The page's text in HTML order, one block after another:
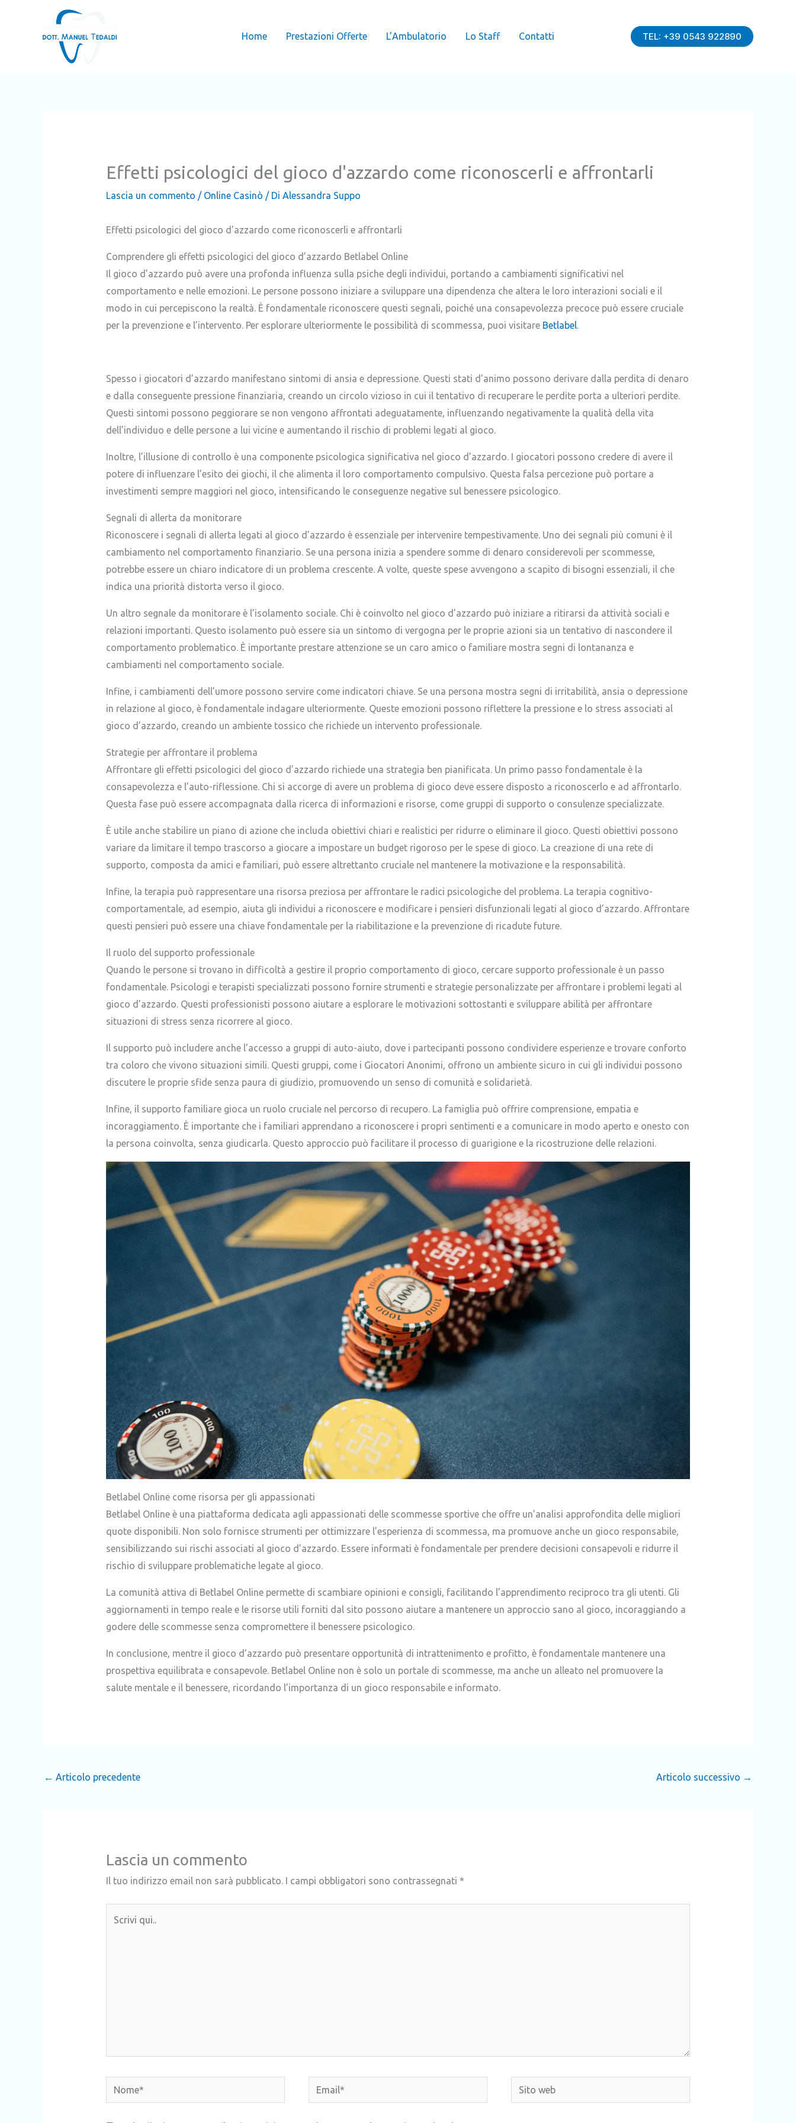
contenuto
Home Prestazioni Offerte L’Ambulatorio Lo Staff Contatti TEL: +39 0543 922890
Effetti psicologici del gioco d'azzardo come riconoscerli e affrontarli
Lascia un commento / Online Casinò / Di Alessandra Suppo
Effetti psicologici del gioco d'azzardo come riconoscerli e affrontarli
Comprendere gli effetti psicologici del gioco d’azzardo Betlabel Online
Il gioco d’azzardo può avere una profonda influenza sulla psiche degli individui, portando a cambiamenti significativi nel
comportamento e nelle emozioni. Le persone possono iniziare a sviluppare una dipendenza che altera le loro interazioni sociali e il
modo in cui percepiscono la realtà. È fondamentale riconoscere questi segnali, poiché una consapevolezza precoce può essere cruciale
per la prevenzione e l’intervento. Per esplorare ulteriormente le possibilità di scommessa, puoi visitare Betlabel.
Spesso i giocatori d’azzardo manifestano sintomi di ansia e depressione. Questi stati d’animo possono derivare dalla perdita di denaro
e dalla conseguente pressione finanziaria, creando un circolo vizioso in cui il tentativo di recuperare le perdite porta a ulteriori perdite.
Questi sintomi possono peggiorare se non vengono affrontati adeguatamente, influenzando negativamente la qualità della vita
dell’individuo e delle persone a lui vicine e aumentando il rischio di problemi legati al gioco.
Inoltre, l’illusione di controllo è una componente psicologica significativa nel gioco d’azzardo. I giocatori possono credere di avere il
potere di influenzare l’esito dei giochi, il che alimenta il loro comportamento compulsivo. Questa falsa percezione può portare a
investimenti sempre maggiori nel gioco, intensificando le conseguenze negative sul benessere psicologico.
Segnali di allerta da monitorare
Riconoscere i segnali di allerta legati al gioco d’azzardo è essenziale per intervenire tempestivamente. Uno dei segnali più comuni è il
cambiamento nel comportamento finanziario. Se una persona inizia a spendere somme di denaro considerevoli per scommesse,
potrebbe essere un chiaro indicatore di un problema crescente. A volte, queste spese avvengono a scapito di bisogni essenziali, il che
indica una priorità distorta verso il gioco.
Un altro segnale da monitorare è l’isolamento sociale. Chi è coinvolto nel gioco d’azzardo può iniziare a ritirarsi da attività sociali e
relazioni importanti. Questo isolamento può essere sia un sintomo di vergogna per le proprie azioni sia un tentativo di nascondere il
comportamento problematico. È importante prestare attenzione se un caro amico o familiare mostra segni di lontananza e
cambiamenti nel comportamento sociale.
Infine, i cambiamenti dell’umore possono servire come indicatori chiave. Se una persona mostra segni di irritabilità, ansia o depressione
in relazione al gioco, è fondamentale indagare ulteriormente. Queste emozioni possono riflettere la pressione e lo stress associati al
gioco d’azzardo, creando un ambiente tossico che richiede un intervento professionale.
Strategie per affrontare il problema
Affrontare gli effetti psicologici del gioco d’azzardo richiede una strategia ben pianificata. Un primo passo fondamentale è la
consapevolezza e l’auto-riflessione. Chi si accorge di avere un problema di gioco deve essere disposto a riconoscerlo e ad affrontarlo.
Questa fase può essere accompagnata dalla ricerca di informazioni e risorse, come gruppi di supporto o consulenze specializzate.
È utile anche stabilire un piano di azione che includa obiettivi chiari e realistici per ridurre o eliminare il gioco. Questi obiettivi possono
variare da limitare il tempo trascorso a giocare a impostare un budget rigoroso per le spese di gioco. La creazione di una rete di
supporto, composta da amici e familiari, può essere altrettanto cruciale nel mantenere la motivazione e la responsabilità.
Infine, la terapia può rappresentare una risorsa preziosa per affrontare le radici psicologiche del problema. La terapia cognitivo-
comportamentale, ad esempio, aiuta gli individui a riconoscere e modificare i pensieri disfunzionali legati al gioco d’azzardo. Affrontare
questi pensieri può essere una chiave fondamentale per la riabilitazione e la prevenzione di ricadute future.
Il ruolo del supporto professionale
Quando le persone si trovano in difficoltà a gestire il proprio comportamento di gioco, cercare supporto professionale è un passo
fondamentale. Psicologi e terapisti specializzati possono fornire strumenti e strategie personalizzate per affrontare i problemi legati al
gioco d’azzardo. Questi professionisti possono aiutare a esplorare le motivazioni sottostanti e sviluppare abilità per affrontare
situazioni di stress senza ricorrere al gioco.
Il supporto può includere anche l’accesso a gruppi di auto-aiuto, dove i partecipanti possono condividere esperienze e trovare conforto
tra coloro che vivono situazioni simili. Questi gruppi, come i Giocatori Anonimi, offrono un ambiente sicuro in cui gli individui possono
discutere le proprie sfide senza paura di giudizio, promuovendo un senso di comunità e solidarietà.
Infine, il supporto familiare gioca un ruolo cruciale nel percorso di recupero. La famiglia può offrire comprensione, empatia e
incoraggiamento. È importante che i familiari apprendano a riconoscere i propri sentimenti e a comunicare in modo aperto e onesto con
la persona coinvolta, senza giudicarla. Questo approccio può facilitare il processo di guarigione e la ricostruzione delle relazioni.
Betlabel Online come risorsa per gli appassionati
Betlabel Online è una piattaforma dedicata agli appassionati delle scommesse sportive che offre un’analisi approfondita delle migliori
quote disponibili. Non solo fornisce strumenti per ottimizzare l’esperienza di scommessa, ma promuove anche un gioco responsabile,
sensibilizzando sui rischi associati al gioco d’azzardo. Essere informati è fondamentale per prendere decisioni consapevoli e ridurre il
rischio di sviluppare problematiche legate al gioco.
La comunità attiva di Betlabel Online permette di scambiare opinioni e consigli, facilitando l’apprendimento reciproco tra gli utenti. Gli
aggiornamenti in tempo reale e le risorse utili forniti dal sito possono aiutare a mantenere un approccio sano al gioco, incoraggiando a
godere delle scommesse senza compromettere il benessere psicologico.
In conclusione, mentre il gioco d’azzardo può presentare opportunità di intrattenimento e profitto, è fondamentale mantenere una
prospettiva equilibrata e consapevole. Betlabel Online non è solo un portale di scommesse, ma anche un alleato nel promuovere la
salute mentale e il benessere, ricordando l’importanza di un gioco responsabile e informato.
← Articolo precedente Articolo successivo →
Lascia un commento
Il tuo indirizzo email non sarà pubblicato. I campi obbligatori sono contrassegnati *
Nome* Email*
Sito
web